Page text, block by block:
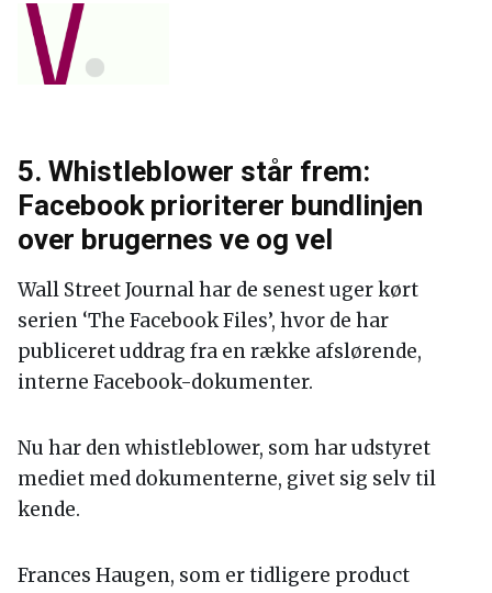
5. Whistleblower står frem:
Facebook prioriterer bundlinjen
over brugernes ve og vel
Wall Street Journal har de senest uger kørt
serien ‘The Facebook Files’, hvor de har
publiceret uddrag fra en række afslørende,
interne Facebook-dokumenter.
Nu har den whistleblower, som har udstyret
mediet med dokumenterne, givet sig selv til
kende.
Frances Haugen, som er tidligere product